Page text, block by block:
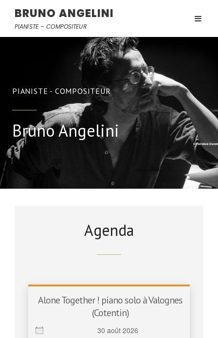
BRUNO ANGELINI
PIANISTE – COMPOSITEUR
PIANISTE - COMPOSITEUR
Bruno Angelini
Agenda
Alone Together ! piano solo à Valognes
(Cotentin)
30 août 2026